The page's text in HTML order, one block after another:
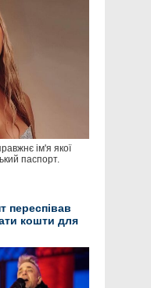
ім'я якої
паспорт.
переспівав
кошти для